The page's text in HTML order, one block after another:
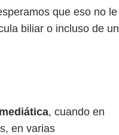
que eso no le
biliar o incluso de un
, cuando en
en varias